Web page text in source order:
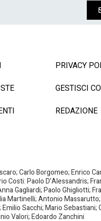
PRIVACY
GESTISCI
REDAZIONE
Carlo Borgomeo; Enrico
Costi: Paolo D’Alessandris;
Gagliardi; Paolo Ghigliotti;
Martinelli; Antonio
Sacchi; Mario Sebastiani;
Valori; Edoardo Zanchini